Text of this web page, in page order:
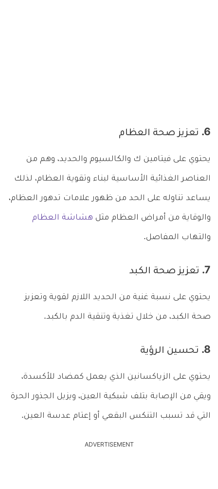
6. تعزيز صحة العظام
يحتوي على فيتامين ك والكالسيوم والحديد، وهم من
العناصر الغذائية الأساسية لبناء وتقوية العظام، لذلك
يساعد تناوله على الحد من ظهور علامات تدهور العظام،
والوقاية من أمراض العظام مثل هشاشة العظام
والتهاب المفاصل.
7. تعزيز صحة الكبد
يحتوي على نسبة غنية من الحديد اللازم لقوية وتعزيز
صحة الكبد، من خلال تغذية وتنقية الدم بالكبد.
8. تحسين الرؤية
يحتوي على الزياكسانين الذي يعمل كمضاد للأكسدة،
ويقي من الإصابة بتلف شبكية العين، ويزيل الجذور الحرة
التي قد تسبب التنكس البقعي أو إعتام عدسة العين.
ADVERTISEMENT